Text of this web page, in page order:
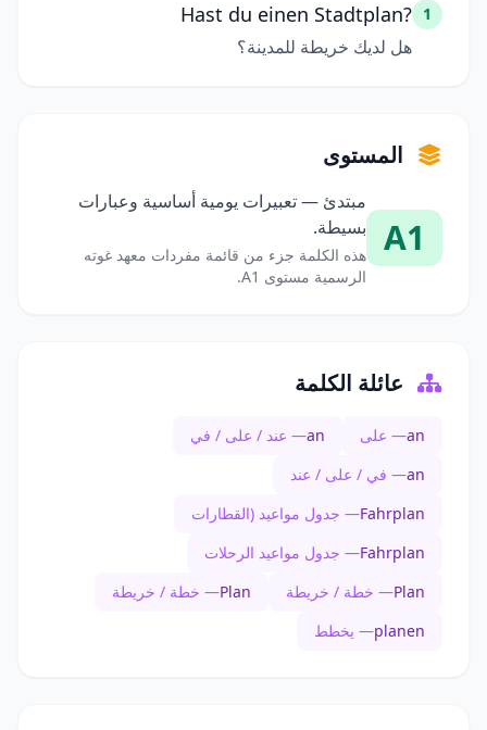
1
Hast du einen Stadtplan?
هل لديك خريطة للمدينة؟
المستوى
A1
مبتدئ — تعبيرات يومية أساسية وعبارات
بسيطة.
هذه الكلمة جزء من قائمة مفردات معهد غوته
الرسمية مستوى A1.
عائلة الكلمة
an— على an— عند / على / في
an— في / على / عند
Fahrplan— جدول مواعيد (القطارات
Fahrplan— جدول مواعيد الرحلات
Plan— خطة / خريطة Plan— خطة / خريطة
planen— يخطط